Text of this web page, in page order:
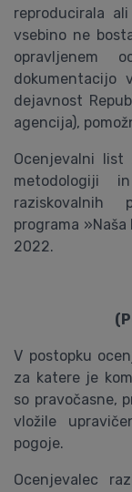
reproducirala
vsebino ne
opravljenem
dokumentacijo
dejavnost
agencija),
Ocenjevalni
metodologiji
raziskovalnih
programa
2022.
V postopku
za katere je
so pravočasne,
vložile
pogoje.
Ocenjevalec